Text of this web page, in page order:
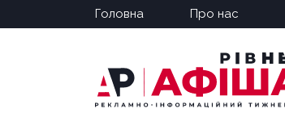
Головна Про нас